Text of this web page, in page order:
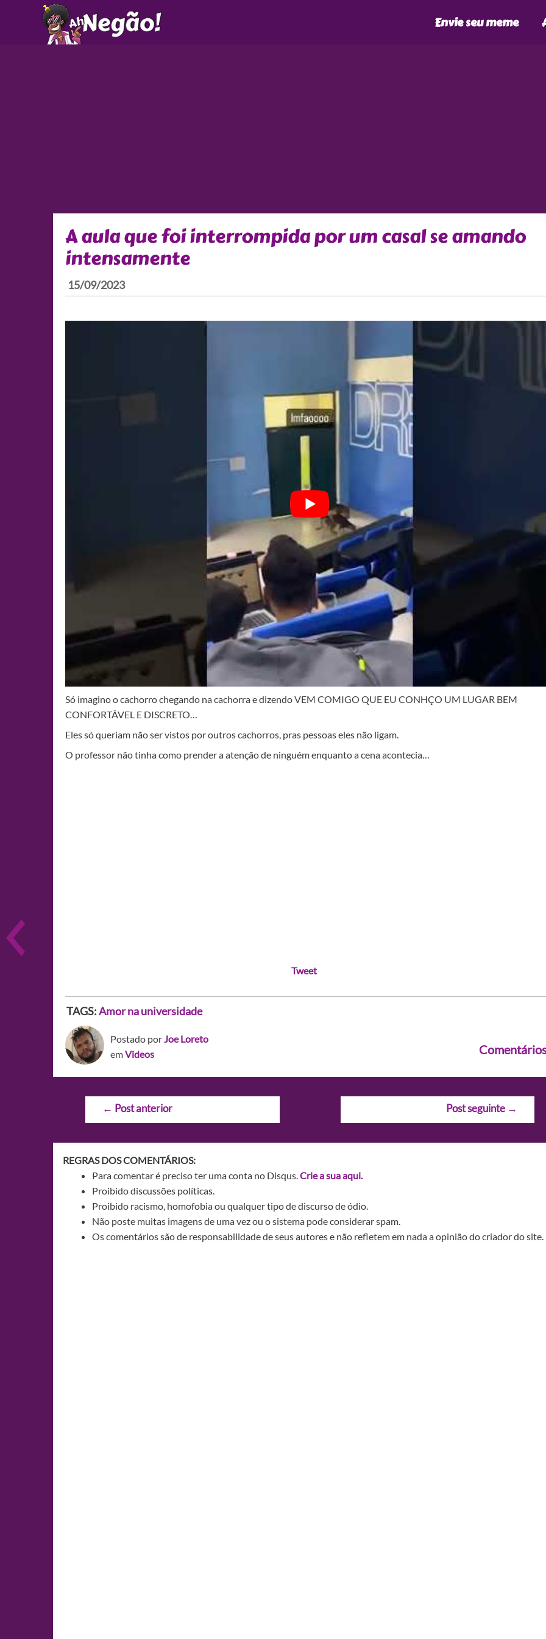
Envie seu meme
A aula que foi interrompida por um casal se amando
intensamente
15/09/2023
Só imagino o cachorro chegando na cachorra e dizendo VEM COMIGO QUE EU CONHÇO UM LUGAR BEM
CONFORTÁVEL E DISCRETO…
Eles só queriam não ser vistos por outros cachorros, pras pessoas eles não ligam.
O professor não tinha como prender a atenção de ninguém enquanto a cena acontecia…
Tweet
TAGS:Amor na universidade
Postado porJoe Loreto
emVideos
Navegação
← Post anterior Post seguinte →
REGRAS DOS COMENTÁRIOS:
Para comentar é preciso ter uma conta no Disqus.Crie a sua aqui.
Proibido discussões políticas.
Proibido racismo, homofobia ou qualquer tipo de discurso de ódio.
Não poste muitas imagens de uma vez ou o sistema pode considerar spam.
Os comentários são de responsabilidade de seus autores e não refletem em nada a opinião do criador do site.